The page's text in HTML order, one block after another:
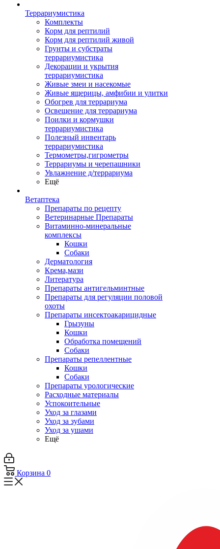
Террариумистика
Комплекты
Корм для рептилий
Корм для рептилий живой
Грунты и субстраты
террариумистика
Декорации и укрытия
террариумистика
Живые змеи и насекомые
Живые ящерицы, амфибии и улитки
Обогрев для террариума
Освещение для террариума
Поилки и кормушки
террариумистика
Полезный инвентарь
террариумистика
Термометры,гигрометры
Террариумы и черепашники
Увлажнение д/террариума
Ещё
Ветаптека
Препараты по рецепту
Ветеринарные Препараты
Витаминно-минеральные
комплексы
Кошки
Собаки
Дерматология
Крема,мази
Литература
Препараты антигельминтные
Препараты для регуляции половой
охоты
Препараты инсектоакарицидные
Грызуны
Кошки
Обработка помещений
Собаки
Препараты репеллентные
Кошки
Собаки
Препараты урологические
Расходные материалы
Успокоительные
Уход за глазами
Уход за зубами
Уход за ушами
Ещё
Корзина 0